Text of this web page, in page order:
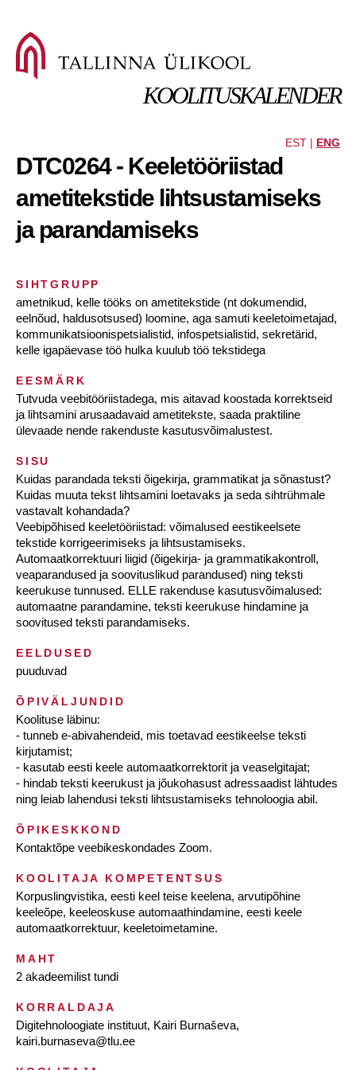
KOOLITUSKALENDER
EST | ENG
DTC0264 - Keeletööriistad
ametitekstide lihtsustamiseks
ja parandamiseks
SIHTGRUPP
ametnikud, kelle tööks on ametitekstide (nt dokumendid,
eelnõud, haldusotsused) loomine, aga samuti keeletoimetajad,
kommunikatsioonispetsialistid, infospetsialistid, sekretärid,
kelle igapäevase töö hulka kuulub töö tekstidega
EESMÄRK
Tutvuda veebitööriistadega, mis aitavad koostada korrektseid
ja lihtsamini arusaadavaid ametitekste, saada praktiline
ülevaade nende rakenduste kasutusvõimalustest.
SISU
Kuidas parandada teksti õigekirja, grammatikat ja sõnastust?
Kuidas muuta tekst lihtsamini loetavaks ja seda sihtrühmale
vastavalt kohandada?
Veebipõhised keeletööriistad: võimalused eestikeelsete
tekstide korrigeerimiseks ja lihtsustamiseks.
Automaatkorrektuuri liigid (õigekirja- ja grammatikakontroll,
veaparandused ja soovituslikud parandused) ning teksti
keerukuse tunnused. ELLE rakenduse kasutusvõimalused:
automaatne parandamine, teksti keerukuse hindamine ja
soovitused teksti parandamiseks.
EELDUSED
puuduvad
ÕPIVÄLJUNDID
Koolituse läbinu:
- tunneb e-abivahendeid, mis toetavad eestikeelse teksti
kirjutamist;
- kasutab eesti keele automaatkorrektorit ja veaselgitajat;
- hindab teksti keerukust ja jõukohasust adressaadist lähtudes
ning leiab lahendusi teksti lihtsustamiseks tehnoloogia abil.
ÕPIKESKKOND
Kontaktõpe veebikeskondades Zoom.
KOOLITAJA KOMPETENTSUS
Korpuslingvistika, eesti keel teise keelena, arvutipõhine
keeleõpe, keeleoskuse automaathindamine, eesti keele
automaatkorrektuur, keeletoimetamine.
MAHT
2 akadeemilist tundi
KORRALDAJA
Digitehnoloogiate instituut, Kairi Burnaševa,
kairi.burnaseva@tlu.ee